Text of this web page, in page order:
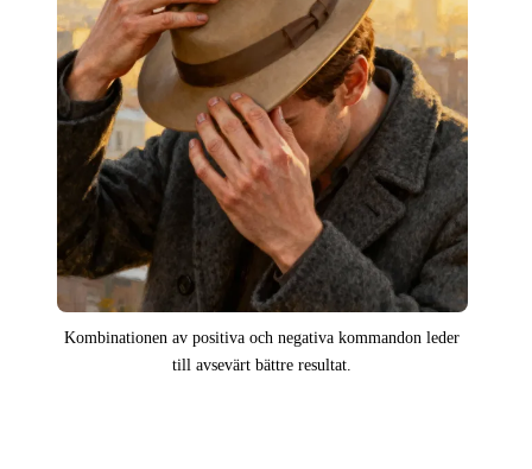
Kombinationen av positiva och negativa kommandon leder
till avsevärt bättre resultat.